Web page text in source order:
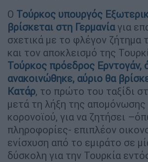
Ο Τούρκος υπουργός
βρίσκεται στη Γερμανίαγια
σχετικά με το φλέγον ζήτημα
και τον αποκλεισμό της
Τούρκος πρόεδρος Ερντογάν,
ανακοινώθηκε, αύριο θα
Κατάρ, το πρώτο του ταξίδι
μετά τη λήξη της
κορονοϊού, για να ζητήσει
πληροφορίες- επιπλέον
ενίσχυση από το εμιράτο σε
δύσκολη για την Τουρκία